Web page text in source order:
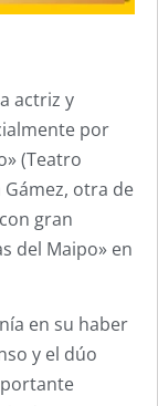
actriz y
por
(Teatro
Gámez, otra de
gran
del Maipo» en
en su haber
y el dúo